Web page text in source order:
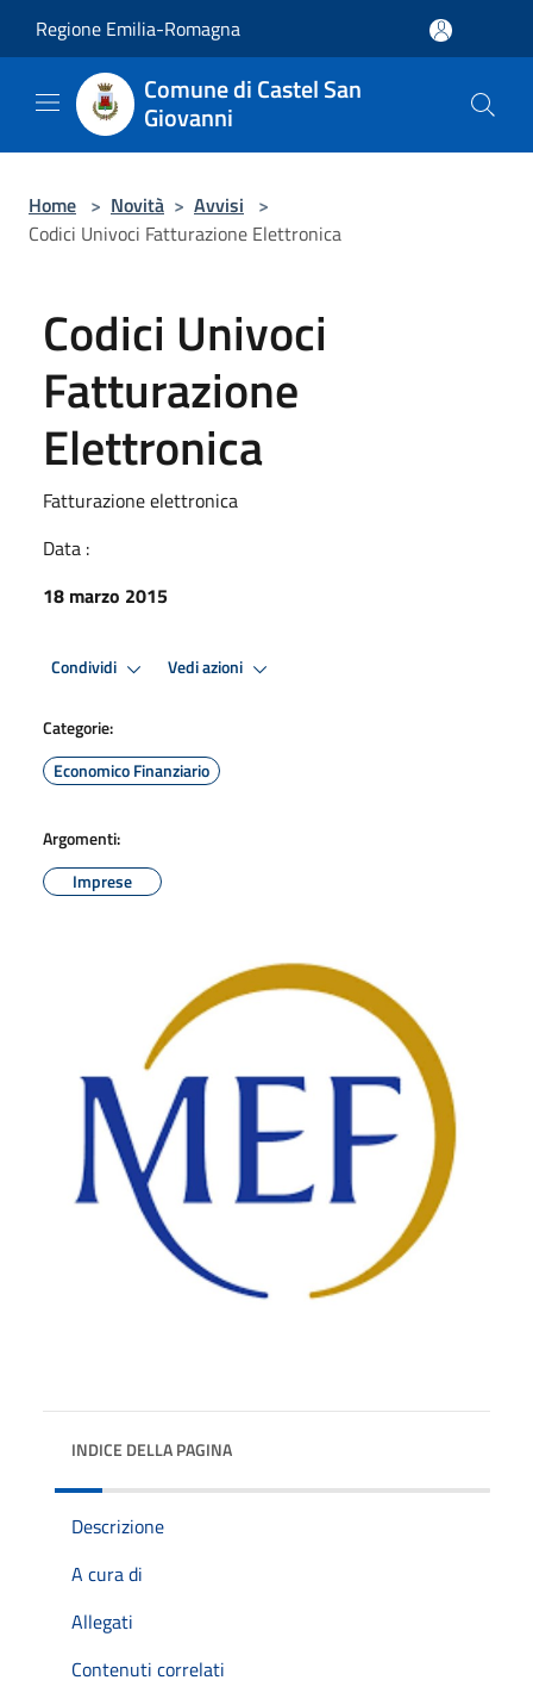
Regione Emilia-Romagna
Comune di Castel San
Giovanni
Home > Novità > Avvisi >
Codici Univoci Fatturazione Elettronica
Codici Univoci
Fatturazione
Elettronica
Fatturazione elettronica
Data :
18 marzo 2015
Condividi Vedi azioni
Categorie:
Economico Finanziario
Argomenti:
Imprese
INDICE DELLA PAGINA
Descrizione
A cura di
Allegati
Contenuti correlati